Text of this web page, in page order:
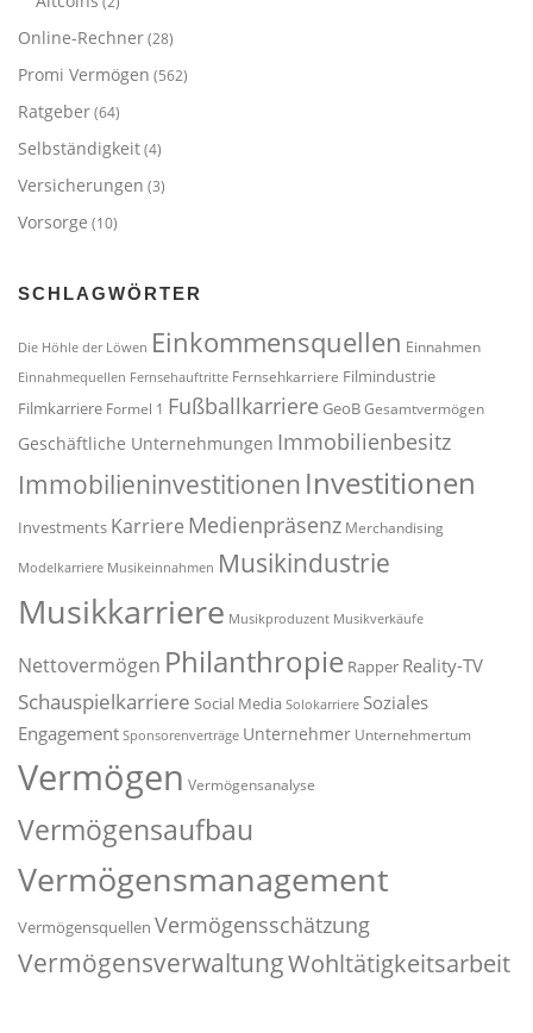
Online-Rechner(28)
Promi Vermögen (562)
Ratgeber(64)
Selbständigkeit(4)
Versicherungen (3)
Vorsorge (10)
SCHLAGWÖRTER
Die Höhle der Löwen Einkommensquellen Einnahmen
Einnahmequellen Fernsehauftritte Fernsehkarriere Filmindustrie
Filmkarriere Formel 1 Fußballkarriere GeoBGesamtvermögen
Geschäftliche Unternehmungen Immobilienbesitz
Immobilieninvestitionen Investitionen
Investments Karriere Medienpräsenz Merchandising
Modelkarriere Musikeinnahmen Musikindustrie
Musikkarriere Musikproduzent Musikverkäufe
Nettovermögen Philanthropie Rapper Reality-TV
Schauspielkarriere Social Media Solokarriere Soziales
Engagement Sponsorenverträge Unternehmer Unternehmertum
Vermögen Vermögensanalyse
Vermögensaufbau
Vermögensmanagement
Vermögensquellen Vermögensschätzung
VermögensverwaltungWohltätigkeitsarbeit